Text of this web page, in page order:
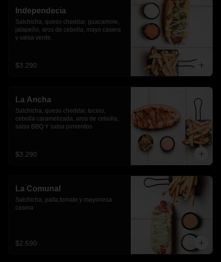
Independecia
Salchicha, queso cheddar, guacamole,
jalapeño, aros de cebolla, mayo casera
y salsa verde.
$3.290
La Ancha
Salchicha, queso cheddar, tocino,
cebolla caramelizada, aros de cebolla,
salsa BBQ Y salsa pimientos
$3.290
La Comunal
Salchicha, palta,tomate y mayonesa
casera
$2.590